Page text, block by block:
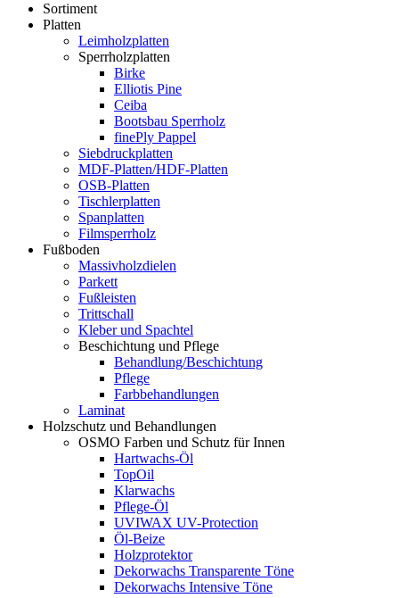
Sortiment
Platten
Leimholzplatten
Sperrholzplatten
Birke
Elliotis Pine
Ceiba
Bootsbau Sperrholz
finePly Pappel
Siebdruckplatten
MDF-Platten/HDF-Platten
OSB-Platten
Tischlerplatten
Spanplatten
Filmsperrholz
Fußboden
Massivholzdielen
Parkett
Fußleisten
Trittschall
Kleber und Spachtel
Beschichtung und Pflege
Behandlung/Beschichtung
Pflege
Farbbehandlungen
Laminat
Holzschutz und Behandlungen
OSMO Farben und Schutz für Innen
Hartwachs-Öl
TopOil
Klarwachs
Pflege-Öl
UVIWAX UV-Protection
Öl-Beize
Holzprotektor
Dekorwachs Transparente Töne
Dekorwachs Intensive Töne